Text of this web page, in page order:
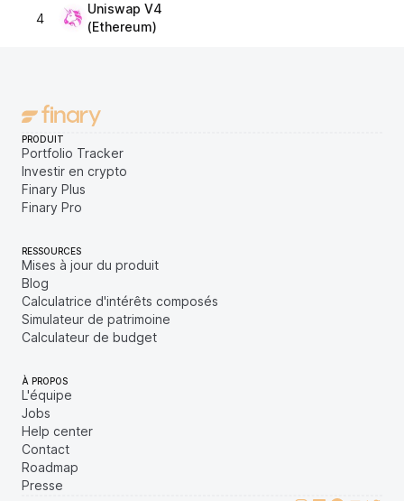
4
Uniswap V4
(Ethereum)
PRODUIT
Portfolio Tracker
Investir en crypto
Finary Plus
Finary Pro
RESSOURCES
Mises à jour du produit
Blog
Calculatrice d'intérêts composés
Simulateur de patrimoine
Calculateur de budget
À PROPOS
L'équipe
Jobs
Help center
Contact
Roadmap
Presse